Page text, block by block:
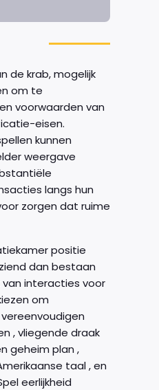
de krab, mogelijk
om te
voorwaarden van
eisen.
kunnen
weergave
langs hun
zorgen dat ruime
positie
om
, vliegende draak
geheim plan ,
taal , en
eerlijkheid